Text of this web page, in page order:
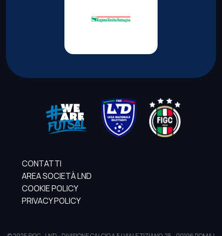
CONTATTI
AREA SOCIETÀ LND
COOKIE POLICY
PRIVACY POLICY